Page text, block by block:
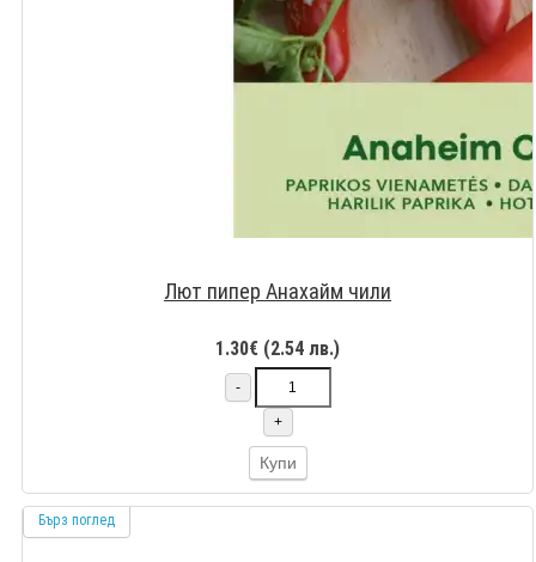
Лют пипер Анахайм чили
1.30€ (2.54 лв.)
-
+
Купи
Бърз поглед